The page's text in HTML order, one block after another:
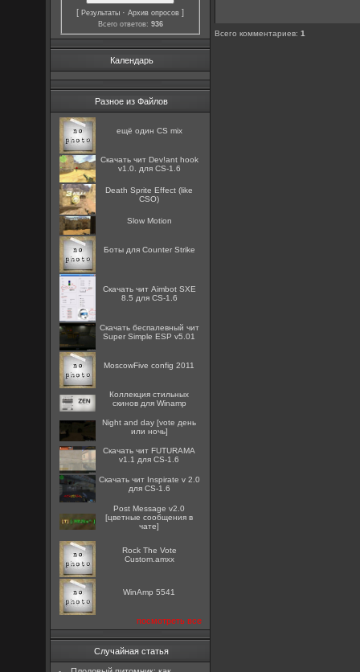
[Результаты ·Архив опросов ]
Всего ответов: 936
Календарь
Разное из Файлов
ещё один CS mix
Скачать чит Dev!ant hook
v1.0. для CS-1.6
Death Sprite Effect (like
CSO)
Slow Motion
Боты для Counter Strike
Скачать чит Aimbot SXE
8.5 для CS-1.6
Скачать беспалевный чит
Super Simple ESP v5.01
MoscowFive config 2011
Коллекция стильных
скинов для Winamp
Night and day [vote день
или ночь]
Скачать чит FUTURAMA
v1.1 для CS-1.6
Скачать чит Inspirate v 2.0
для CS-1.6
Post Message v2.0
[цветные сообщения в
чате]
Rock The Vote
Custom.amxx
WinAmp 5541
посмотреть все
Случайная статья
Всего комментариев:1